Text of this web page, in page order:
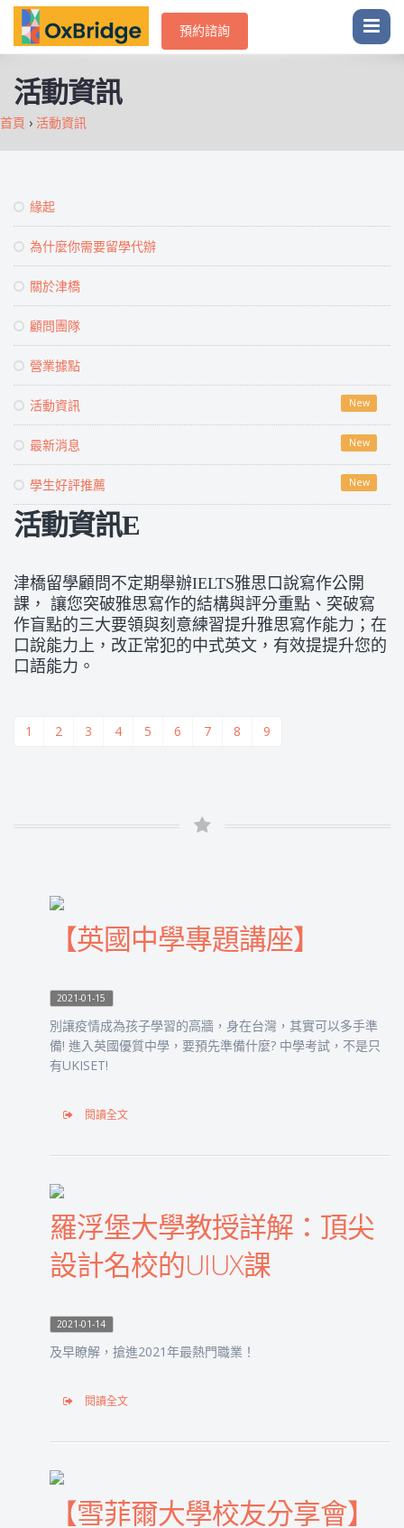
預約諮詢
活動資訊
首頁 › 活動資訊
緣起
為什麼你需要留學代辦
關於津橋
顧問團隊
營業據點
New
活動資訊
New
最新消息
New
學生好評推薦
活動資訊E
津橋留學顧問不定期舉辦IELTS雅思口說寫作公開
課， 讓您突破雅思寫作的結構與評分重點、突破寫
作盲點的三大要領與刻意練習提升雅思寫作能力；在
口說能力上，改正常犯的中式英文，有效提提升您的
口語能力。
1 2 3 4 5 6 7 8 9
【英國中學專題講座】
2021-01-15
別讓疫情成為孩子學習的高牆，身在台灣，其實可以多手準
備! 進入英國優質中學，要預先準備什麼? 中學考試，不是只
有UKISET!
閱讀全文
羅浮堡大學教授詳解：頂尖
設計名校的UIUX課
2021-01-14
及早瞭解，搶進2021年最熱門職業！
閱讀全文
【雪菲爾大學校友分享會】